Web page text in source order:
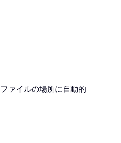
ァイルの場所に自動的